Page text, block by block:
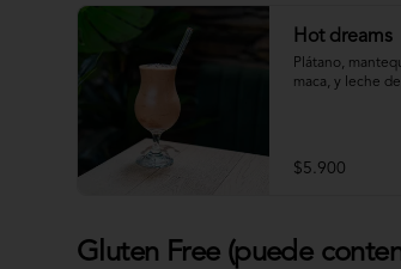
Hot dreams
Plátano,
maca, y leche
$5.900
Gluten Free (puede